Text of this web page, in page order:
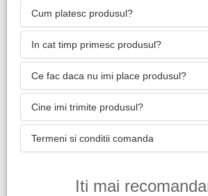
Cum platesc produsul?
In cat timp primesc produsul?
Ce fac daca nu imi place produsul?
Cine imi trimite produsul?
Termeni si conditii comanda
Iti mai